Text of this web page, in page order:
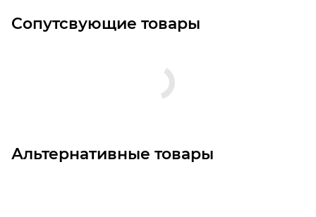
Сопутсвующие товары
Альтернативные товары